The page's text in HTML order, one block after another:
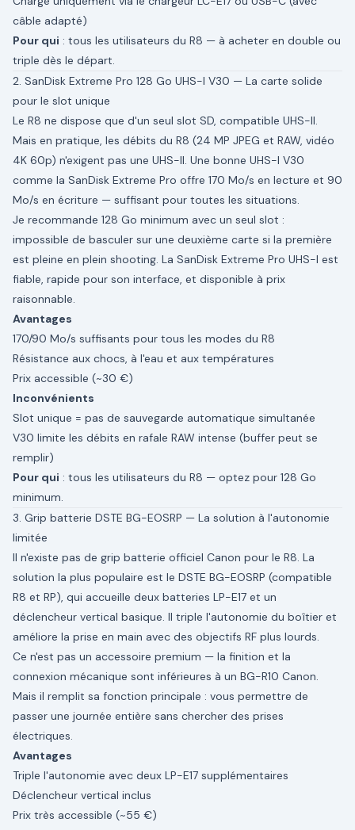
câble adapté)
Pour qui : tous les utilisateurs du R8 — à acheter en double ou
triple dès le départ.
2. SanDisk Extreme Pro 128 Go UHS-I V30 — La carte solide
pour le slot unique
Le R8 ne dispose que d'un seul slot SD, compatible UHS-II.
Mais en pratique, les débits du R8 (24 MP JPEG et RAW, vidéo
4K 60p) n'exigent pas une UHS-II. Une bonne UHS-I V30
comme la SanDisk Extreme Pro offre 170 Mo/s en lecture et 90
Mo/s en écriture — suffisant pour toutes les situations.
Je recommande 128 Go minimum avec un seul slot :
impossible de basculer sur une deuxième carte si la première
est pleine en plein shooting. La SanDisk Extreme Pro UHS-I est
fiable, rapide pour son interface, et disponible à prix
raisonnable.
Avantages
170/90 Mo/s suffisants pour tous les modes du R8
Résistance aux chocs, à l'eau et aux températures
Prix accessible (~30 €)
Inconvénients
Slot unique = pas de sauvegarde automatique simultanée
V30 limite les débits en rafale RAW intense (buffer peut se
remplir)
Pour qui : tous les utilisateurs du R8 — optez pour 128 Go
minimum.
3. Grip batterie DSTE BG-EOSRP — La solution à l'autonomie
limitée
Il n'existe pas de grip batterie officiel Canon pour le R8. La
solution la plus populaire est le DSTE BG-EOSRP (compatible
R8 et RP), qui accueille deux batteries LP-E17 et un
déclencheur vertical basique. Il triple l'autonomie du boîtier et
améliore la prise en main avec des objectifs RF plus lourds.
Ce n'est pas un accessoire premium — la finition et la
connexion mécanique sont inférieures à un BG-R10 Canon.
Mais il remplit sa fonction principale : vous permettre de
passer une journée entière sans chercher des prises
électriques.
Avantages
Triple l'autonomie avec deux LP-E17 supplémentaires
Déclencheur vertical inclus
Prix très accessible (~55 €)